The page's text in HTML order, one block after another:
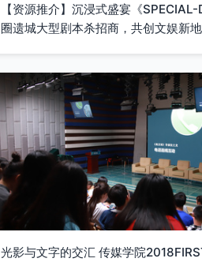
【资源推介】沉浸式盛宴《
圈遗城大型剧本杀招商，共创文娱新
光影与文字的交汇 传媒学院